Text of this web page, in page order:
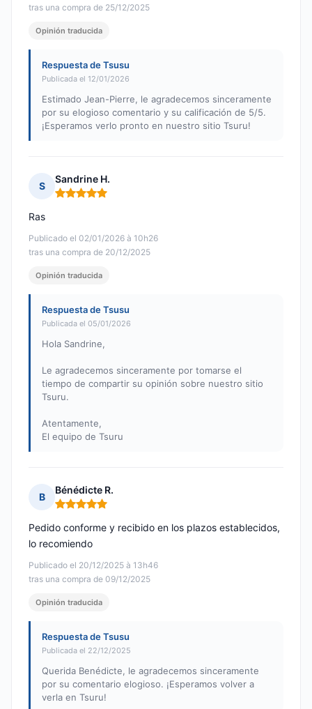
tras una compra de 25/12/2025
Opinión traducida
Respuesta de Tsusu
Publicada el 12/01/2026
Estimado Jean-Pierre, le agradecemos sinceramente
por su elogioso comentario y su calificación de 5/5.
¡Esperamos verlo pronto en nuestro sitio Tsuru!
S
Sandrine H.
Nota: 5 de 5
Publicado el 02/01/2026 à 10h26
tras una compra de 20/12/2025
Ras
Opinión traducida
Respuesta de Tsusu
Publicada el 05/01/2026
Hola Sandrine,
Le agradecemos sinceramente por tomarse el
tiempo de compartir su opinión sobre nuestro sitio
Tsuru.
Atentamente,
El equipo de Tsuru
B
Bénédicte R.
Nota: 5 de 5
Publicado el 20/12/2025 à 13h46
tras una compra de 09/12/2025
Pedido conforme y recibido en los plazos establecidos,
lo recomiendo
Opinión traducida
Respuesta de Tsusu
Publicada el 22/12/2025
Querida Benédicte, le agradecemos sinceramente
por su comentario elogioso. ¡Esperamos volver a
verla en Tsuru!